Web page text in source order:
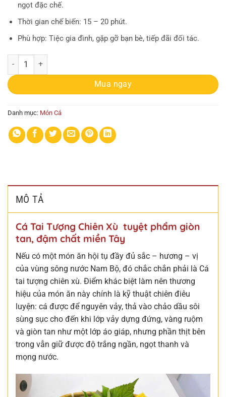
ngọt đặc chế.
Thời gian chế biến: 15 – 20 phút.
Phù hợp: Tiệc gia đình, gặp gỡ bạn bè, tiếp đãi đối tác.
Cá tai tượng chiên xù cuốn bánh tráng số lượng
Mua ngay
Danh mục: Món Cá
MÔ TẢ
Cá Tai Tượng Chiên Xù tuyệt phẩm giòn
tan, đậm chất miền Tây
Nếu có một món ăn hội tụ đầy đủ sắc – hương – vị
của vùng sông nước Nam Bộ, đó chắc chắn phải là Cá
tai tượng chiên xù. Điểm khác biệt làm nên thương
hiệu của món ăn này chính là kỹ thuật chiên điêu
luyện: cá được để nguyên vảy, thả vào chảo dầu sôi
sùng sục cho đến khi lớp vảy dựng đứng, vàng ruộm
và giòn tan như một lớp áo giáp, nhưng phần thịt bên
trong vẫn giữ được độ trắng ngần, ngọt thanh và
mọng nước.